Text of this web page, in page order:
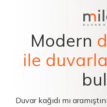
Modern
ile
Duvar kağıdı mı